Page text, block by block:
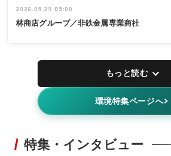
2026.05.29 05:00
林商店グループ／非鉄金属専業商社
もっと読む
環境特集ページへ
特集・インタビュー